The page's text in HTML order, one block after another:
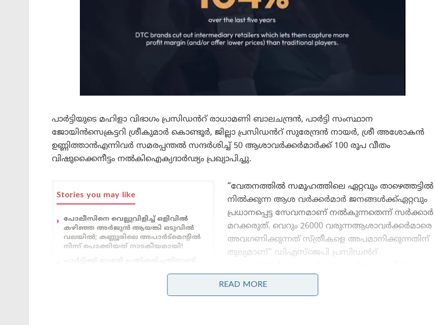
പാർട്ടിയുടെ മഹിളാ വിഭാഗം പ്രസിഡൻറ് രാധാമണി ബാലചന്ദ്രൻ, പാർട്ടി സംസ്ഥാന
ജോയിൻസെക്രട്ടറി ശ്രീകുമാർ കൊണ്ടൂർ, ജില്ലാ പ്രസിഡൻറ് സുരേന്ദ്രൻ നായർ, ശ്രീ അശോകൻ
ഉണ്ണിത്താൻഎന്നിവർ സമരപ്പന്തൽ സന്ദർശിച്ച് 50 ആശാവർക്കർമാർക്ക് 100 രൂപ വീതം
വിഷുക്കൈനീട്ടം നൽകിഐക്യദാർഢ്യം പ്രഖ്യാപിച്ചു.
Stories you may like
പോലീസിനെ വെല്ലുവിളിച്ച് ഒളിവിൽ
കഴിഞ്ഞ അർജുൻ ആയങ്കി ഒടുവിൽ
വലയിൽ; കണ്ണൂരിലെ അപാർട്മെന്റിൽ
നിന്ന് പൊക്കിയത് നാടകീയമായി!
ജയരാജനെതിരെ ആഞ്ഞടിച്ച് അർജുൻ
“വേതനത്തിൽ സമൂഹത്തിലെ ഏറ്റവും താഴെത്തട്ടിൽ
നിൽക്കുന്ന ആശ വർക്കർമാർ ജനങ്ങൾക്ക്ഏറ്റവും
പ്രധാനപ്പെട്ട സേവനമാണ് നൽകുന്നതെന്ന് സർക്കാർ
മറക്കരുത്. വെറും 26000 വരുന്നആശാവർക്കർമാരെ
അവഗണിക്കുന്നത് സ്ത്രീകളെ അപമാനിക്കുന്നതിന്
തുല്യമാണ്” ഡിഎസ്ജെപി പ്രസിഡൻറ്
പറഞ്ഞു.
READ MORE